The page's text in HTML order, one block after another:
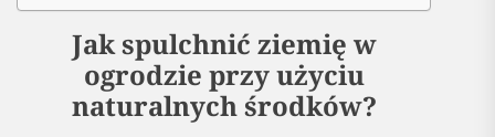
Jak spulchnić ziemię w
ogrodzie przy użyciu
naturalnych środków?